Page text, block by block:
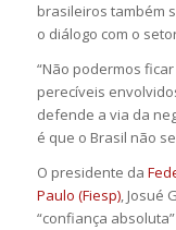
brasileiros também
o diálogo com o
“Não podermos
perecíveis
defende a via da
é que o Brasil não
O presidente da
Paulo (Fiesp), Josué
“confiança